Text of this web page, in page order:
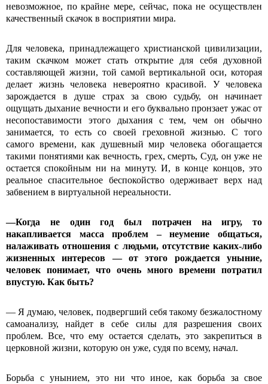
невозможное, по крайне мере, сейчас, пока не осуществлен
качественный скачок в восприятии мира.
Для человека, принадлежащего христианской цивилизации,
таким скачком может стать открытие для себя духовной
составляющей жизни, той самой вертикальной оси, которая
делает жизнь человека невероятно красивой. У человека
зарождается в душе страх за свою судьбу, он начинает
ощущать дыхание вечности и его буквально пронзает ужас от
несопоставимости этого дыхания с тем, чем он обычно
занимается, то есть со своей греховной жизнью. С того
самого времени, как душевный мир человека обогащается
такими понятиями как вечность, грех, смерть, Суд, он уже не
остается спокойным ни на минуту. И, в конце концов, это
реальное спасительное беспокойство одерживает верх над
забвением в виртуальной нереальности.
—Когда не один год был потрачен на игру, то
накапливается масса проблем – неумение общаться,
налаживать отношения с людьми, отсутствие каких-либо
жизненных интересов — от этого рождается уныние,
человек понимает, что очень много времени потратил
впустую. Как быть?
— Я думаю, человек, подвергший себя такому безжалостному
самоанализу, найдет в себе силы для разрешения своих
проблем. Все, что ему остается сделать, это закрепиться в
церковной жизни, которую он уже, судя по всему, начал.
Борьба с унынием, это ни что иное, как борьба за свое